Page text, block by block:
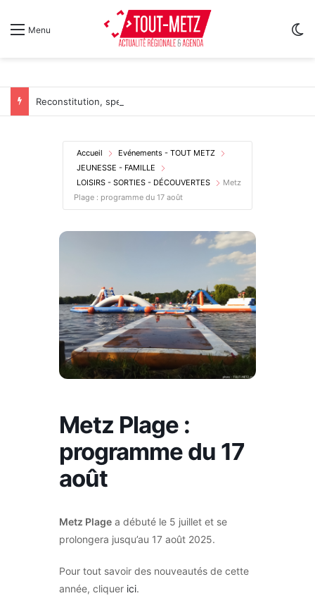
Menu
Accueil
Evénements - TOUT METZ
JEUNESSE - FAMILLE
LOISIRS - SORTIES - DÉCOUVERTES
Metz
Plage : programme du 17 août
Metz Plage :
programme du 17
août
Metz Plage a débuté le 5 juillet et se
prolongera jusqu’au 17 août 2025.
Pour tout savoir des nouveautés de cette
année, cliquer ici.